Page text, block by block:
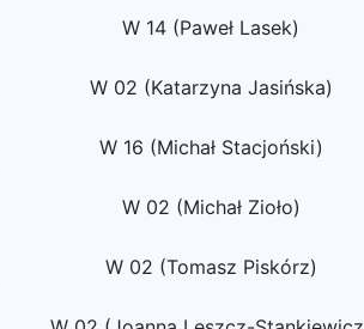
W 14 (Paweł Lasek)
W 02 (Katarzyna Jasińska)
W 16 (Michał Stacjoński)
W 02 (Michał Zioło)
W 02 (Tomasz Piskórz)